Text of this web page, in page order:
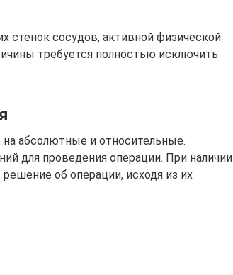
стенок сосудов, активной физической
требуется полностью исключить
абсолютные и относительные.
для проведения операции. При наличии
об операции, исходя из их